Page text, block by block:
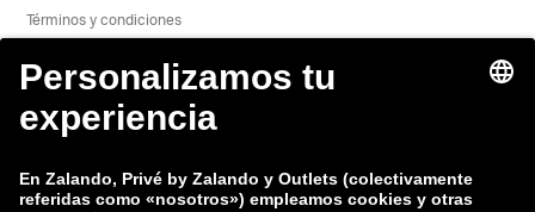
Términos y condiciones
Trabaja con nosotros
Informe de vulnerabiliad
Grupo Zalando Formas de pago